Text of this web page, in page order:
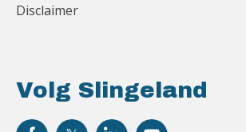
Volg Slingeland
Disclaimer